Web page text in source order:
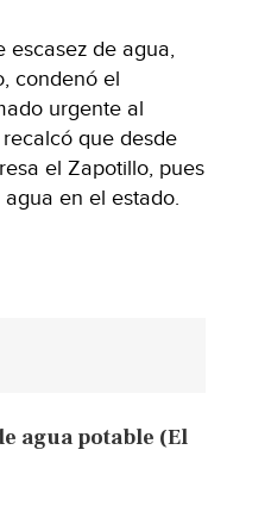
escasez de agua,
condenó el
urgente al
que desde
el Zapotillo, pues
en el estado.
agua potable (El